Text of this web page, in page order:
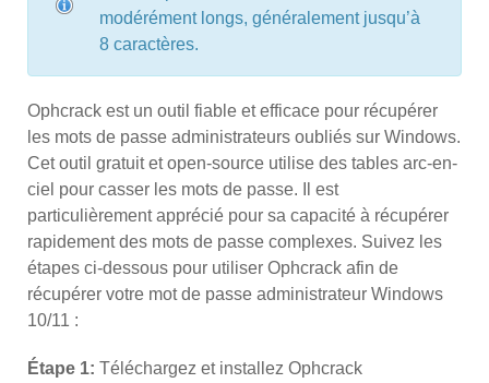
modérément longs, généralement jusqu’à
8 caractères.
Ophcrack est un outil fiable et efficace pour récupérer
les mots de passe administrateurs oubliés sur Windows.
Cet outil gratuit et open-source utilise des tables arc-en-
ciel pour casser les mots de passe. Il est
particulièrement apprécié pour sa capacité à récupérer
rapidement des mots de passe complexes. Suivez les
étapes ci-dessous pour utiliser Ophcrack afin de
récupérer votre mot de passe administrateur Windows
10/11 :
Étape 1: Téléchargez et installez Ophcrack